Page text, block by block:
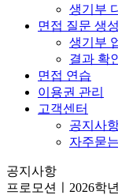
생기부
면접 질문 생성
생기부
결과 확
면접 연습
이용권 관리
고객센터
공지사
자주묻
공지사항
프로모션ㅣ2026학